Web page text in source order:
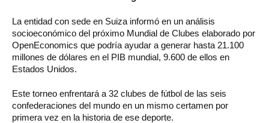
La entidad con sede en Suiza informó en un análisis
socioeconómico del próximo Mundial de Clubes elaborado por
OpenEconomics que podría ayudar a generar hasta 21.100
millones de dólares en el PIB mundial, 9.600 de ellos en
Estados Unidos.
Este torneo enfrentará a 32 clubes de fútbol de las seis
confederaciones del mundo en un mismo certamen por
primera vez en la historia de ese deporte.